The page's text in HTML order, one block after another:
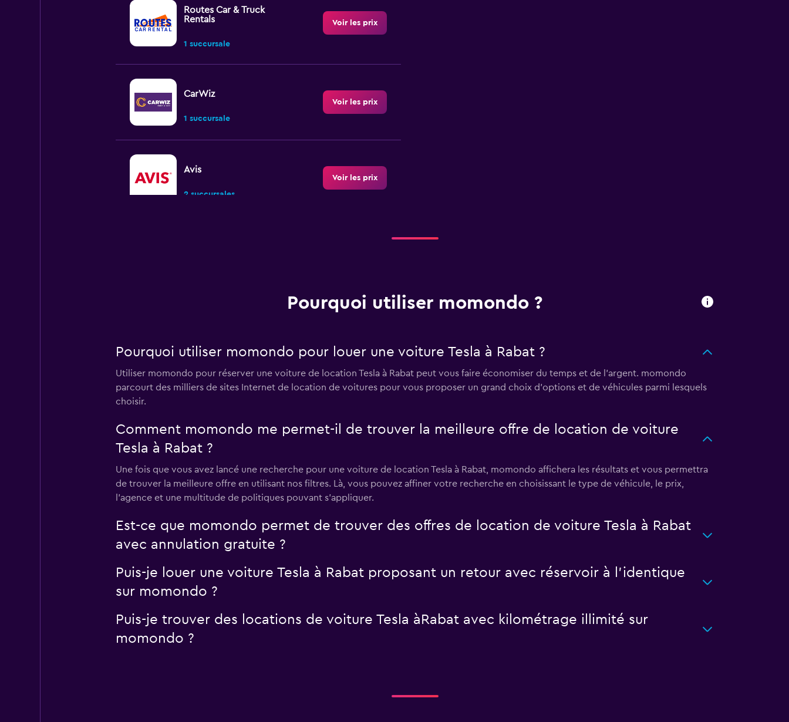
Routes Car & Truck
Rentals
1 succursale
Voir les prix
CarWiz
1 succursale
Voir les prix
Avis
2 succursales
Voir les prix
1 succursale
diRENT
3 succursales
Voir les prix
Pourquoi utiliser momondo ?
Pourquoi utiliser momondo pour louer une voiture Tesla à Rabat ?
Utiliser momondo pour réserver une voiture de location Tesla à Rabat peut vous faire économiser du temps et de l'argent. momondo
parcourt des milliers de sites Internet de location de voitures pour vous proposer un grand choix d'options et de véhicules parmi lesquels
choisir.
Comment momondo me permet-il de trouver la meilleure offre de location de voiture
Tesla à Rabat ?
Une fois que vous avez lancé une recherche pour une voiture de location Tesla à Rabat, momondo affichera les résultats et vous permettra
de trouver la meilleure offre en utilisant nos filtres. Là, vous pouvez affiner votre recherche en choisissant le type de véhicule, le prix,
l'agence et une multitude de politiques pouvant s'appliquer.
Est-ce que momondo permet de trouver des offres de location de voiture Tesla à Rabat
avec annulation gratuite ?
Puis-je louer une voiture Tesla à Rabat proposant un retour avec réservoir à l'identique
sur momondo ?
Puis-je trouver des locations de voiture Tesla àRabat avec kilométrage illimité sur
momondo ?